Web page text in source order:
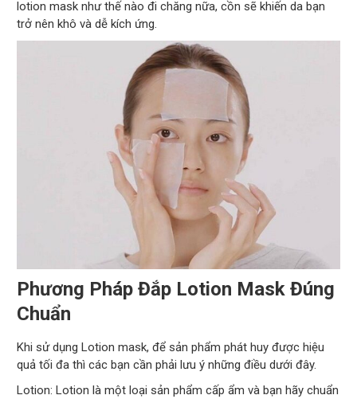
lotion mask như thế nào đi chăng nữa, cồn sẽ khiến da bạn
trở nên khô và dễ kích ứng.
Phương Pháp Đắp Lotion Mask Đúng
Chuẩn
Khi sử dụng Lotion mask, để sản phẩm phát huy được hiệu
quả tối đa thì các bạn cần phải lưu ý những điều dưới đây.
Lotion: Lotion là một loại sản phẩm cấp ẩm và bạn hãy chuẩn